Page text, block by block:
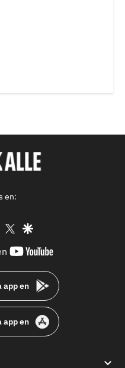
en:
instagram
twittergoogle
youtube-
app en
app en